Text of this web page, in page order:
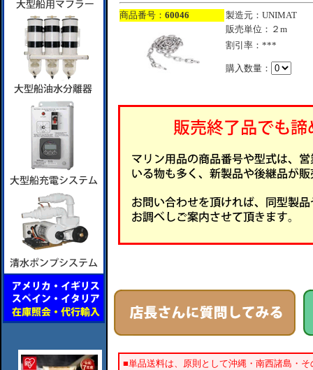
商品番号： 60046
製造元：UNIMAT
販売単位：２m
割引率：***
購入数量：
■単品送料は、原則として沖縄・南西諸島・